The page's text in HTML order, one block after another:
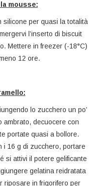
mousse:
silicone per quasi la totalità
l’inserto di biscuit
Mettere in freezer (-18°C)
12 ore.
lo zucchero un po’
ambrato, decuocere con
portate quasi a bollore.
i 16 g di zucchero, portare
si attivi il potere gelificante
gelatina reidratata
riposare in frigorifero per